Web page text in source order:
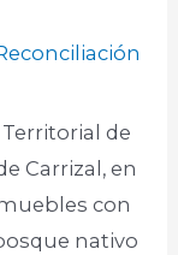
de
Carrizal, en
con
nativo